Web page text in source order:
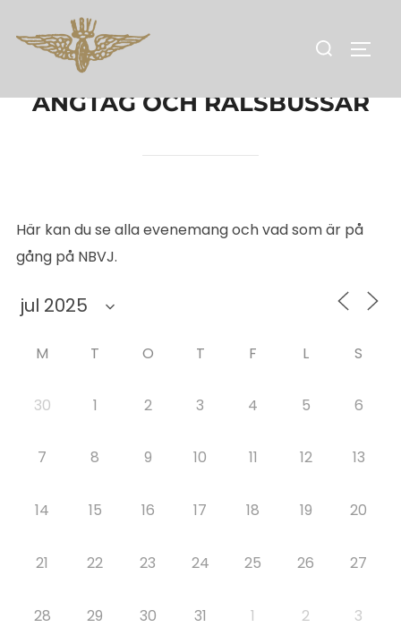
Sök
ÅNGTÅG OCH RÄLSBUSSAR
Här kan du se alla evenemang och vad som är på
gång på NBVJ.
M T O T F L S
30 1 2 3 4 5 6
7 8 9 10 11 12 13
14 15 16 17 18 19 20
21 22 23 24 25 26 27
28 29 30 31 1 2 3